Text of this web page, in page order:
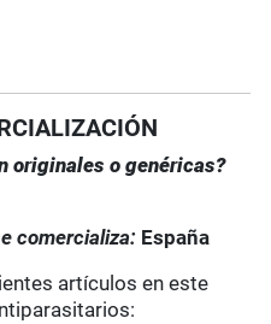
originales o genéricas?
comercializa: España
artículos en este